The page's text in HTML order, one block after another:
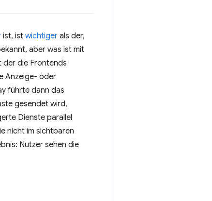
ist, ist wichtiger als der,
aber was ist mit
der die Frontends
Anzeige- oder
führte dann das
gesendet wird,
Dienste parallel
nicht im sichtbaren
Nutzer sehen die